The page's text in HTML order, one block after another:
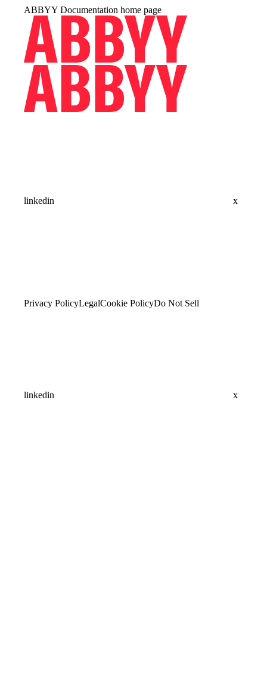
ABBYY Documentation home page
linkedin x
Privacy PolicyLegalCookie PolicyDo Not Sell
linkedin x